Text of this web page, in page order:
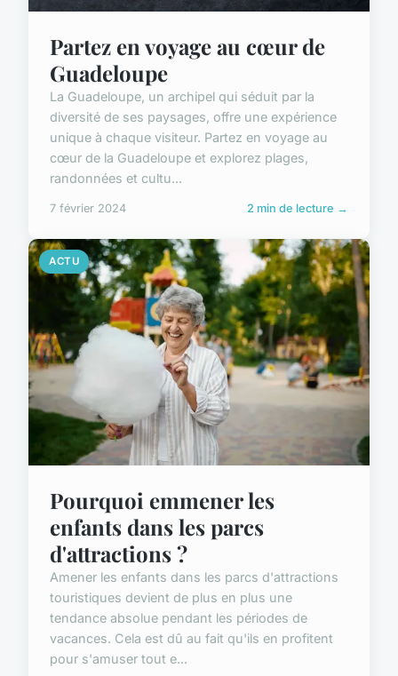
Partez en voyage au cœur de
Guadeloupe
La Guadeloupe, un archipel qui séduit par la
diversité de ses paysages, offre une expérience
unique à chaque visiteur. Partez en voyage au
cœur de la Guadeloupe et explorez plages,
randonnées et cultu...
7 février 2024 2 min de lecture →
ACTU
Pourquoi emmener les
enfants dans les parcs
d'attractions ?
Amener les enfants dans les parcs d'attractions
touristiques devient de plus en plus une
tendance absolue pendant les périodes de
vacances. Cela est dû au fait qu'ils en profitent
pour s'amuser tout e...